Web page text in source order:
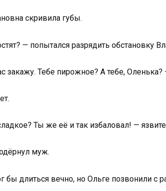
скривила губы.
— попытался разрядить обстановку
закажу. Тебе пирожное? А тебе,
Ты же её и так избаловал! —
муж.
бы длиться вечно, но Ольге позвонили с